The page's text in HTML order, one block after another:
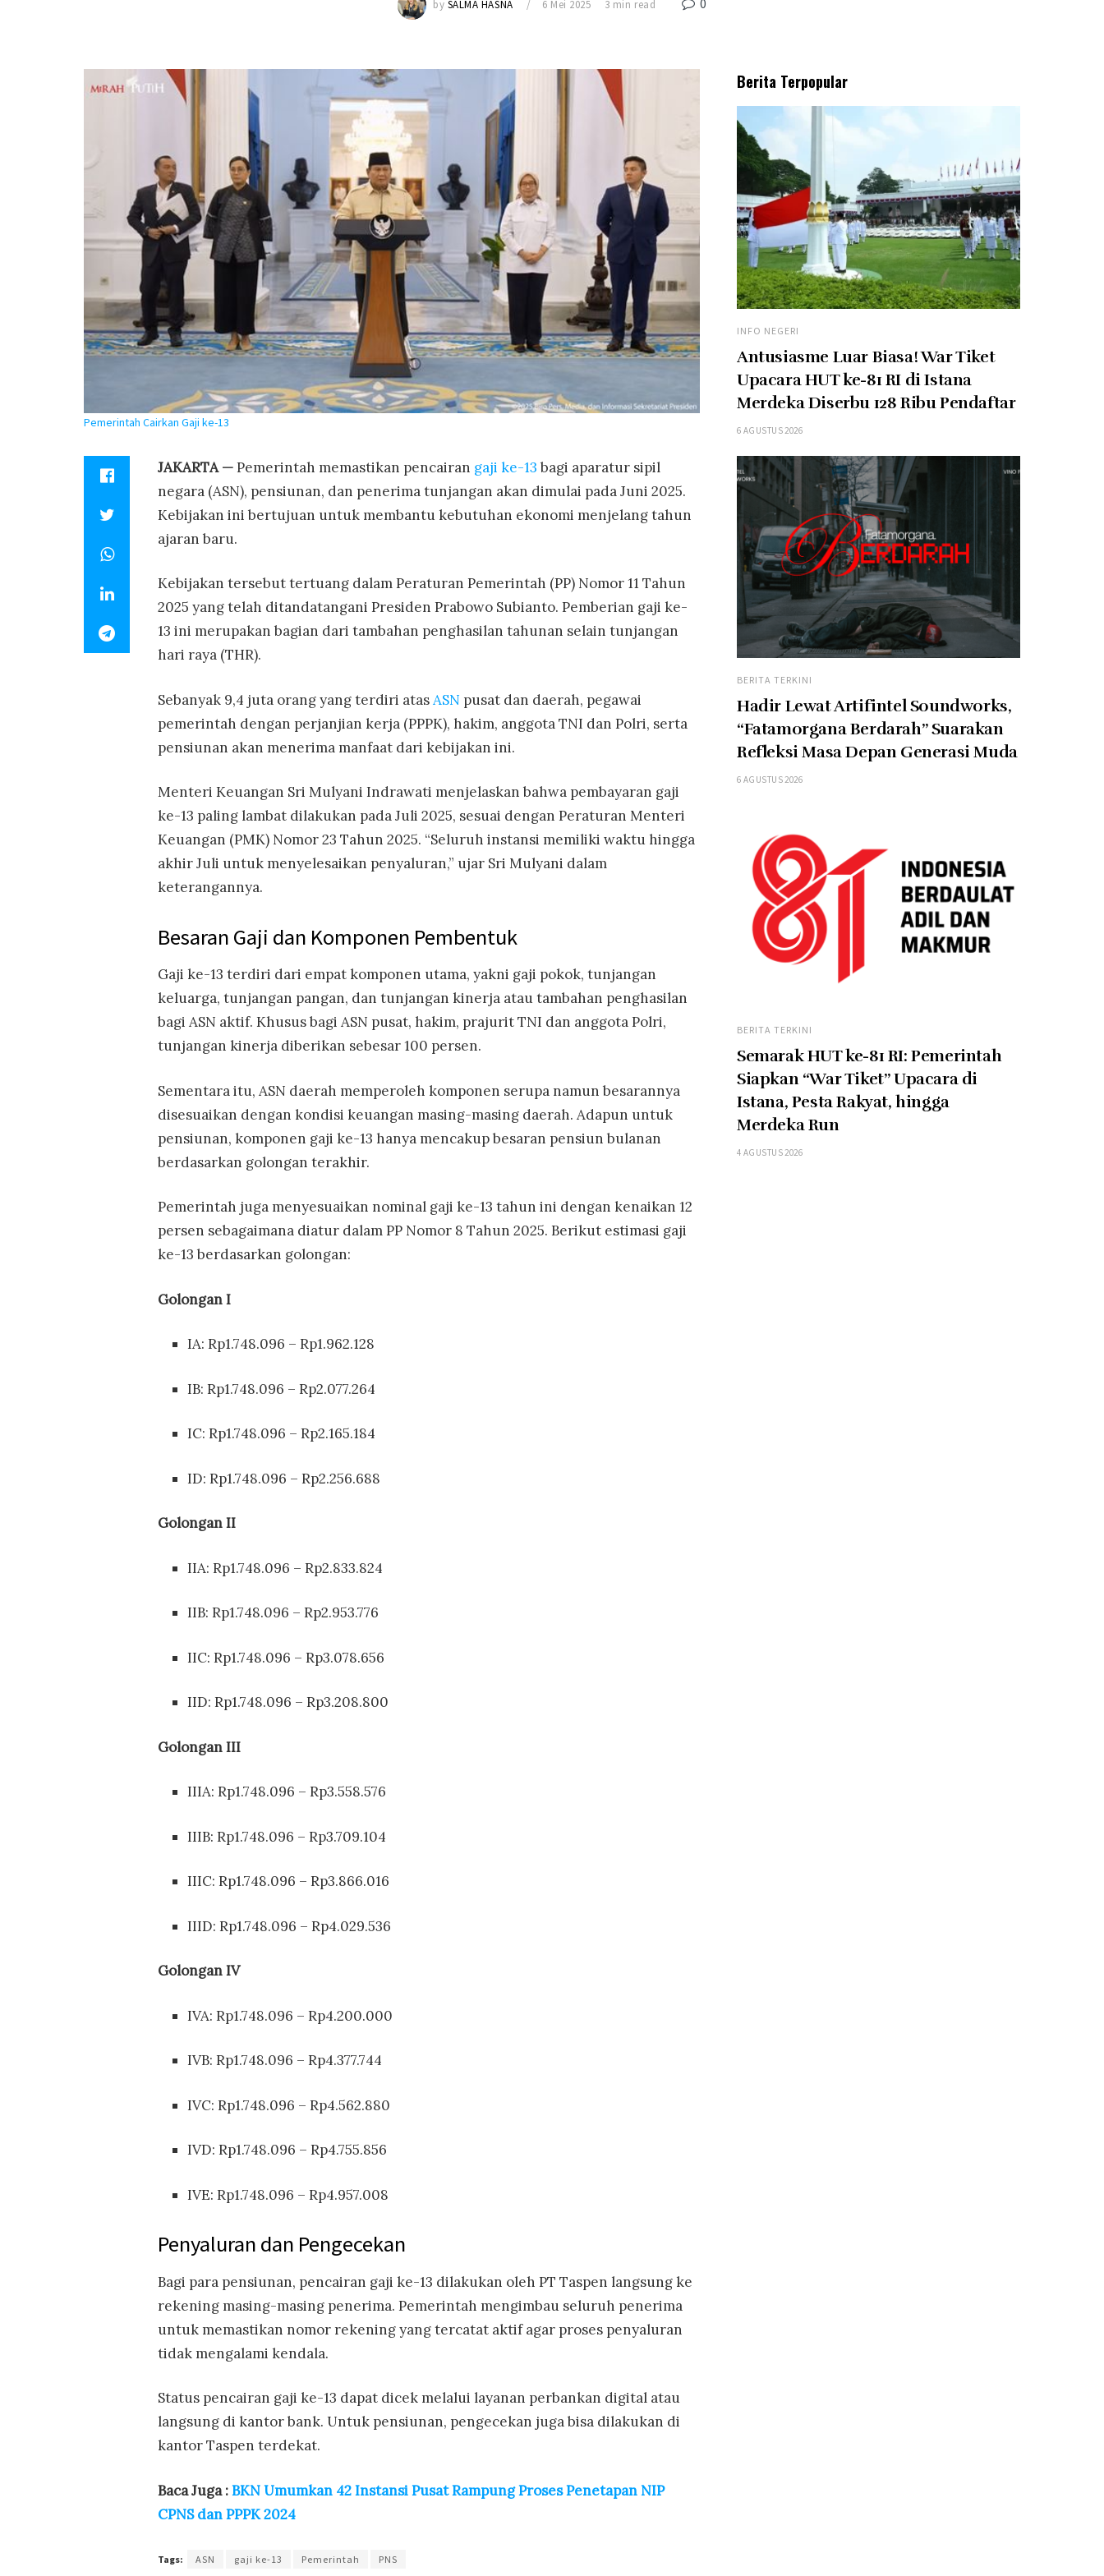
by SALMA HASNA 6 Mei 2025 3 min read
Pemerintah Cairkan Gaji ke-13
JAKARTA —Pemerintah memastikan pencairan gaji ke-13 bagi aparatur sipil
negara (ASN), pensiunan, dan penerima tunjangan akan dimulai pada Juni 2025.
Kebijakan ini bertujuan untuk membantu kebutuhan ekonomi menjelang tahun
ajaran baru.
Kebijakan tersebut tertuang dalam Peraturan Pemerintah (PP) Nomor 11 Tahun
2025 yang telah ditandatangani Presiden Prabowo Subianto. Pemberian gaji ke-
13 ini merupakan bagian dari tambahan penghasilan tahunan selain tunjangan
hari raya (THR).
Sebanyak 9,4 juta orang yang terdiri atasASN pusat dan daerah, pegawai
pemerintah dengan perjanjian kerja (PPPK), hakim, anggota TNI dan Polri, serta
pensiunan akan menerima manfaat dari kebijakan ini.
Menteri Keuangan Sri Mulyani Indrawati menjelaskan bahwa pembayaran gaji
ke-13 paling lambat dilakukan pada Juli 2025, sesuai dengan Peraturan Menteri
Keuangan (PMK) Nomor 23 Tahun 2025. “Seluruh instansi memiliki waktu hingga
akhir Juli untuk menyelesaikan penyaluran,” ujar Sri Mulyani dalam
keterangannya.
Besaran Gaji dan Komponen Pembentuk
Gaji ke-13 terdiri dari empat komponen utama, yakni gaji pokok, tunjangan
keluarga, tunjangan pangan, dan tunjangan kinerja atau tambahan penghasilan
bagi ASN aktif. Khusus bagi ASN pusat, hakim, prajurit TNI dan anggota Polri,
tunjangan kinerja diberikan sebesar 100 persen.
Sementara itu, ASN daerah memperoleh komponen serupa namun besarannya
disesuaikan dengan kondisi keuangan masing-masing daerah. Adapun untuk
pensiunan, komponen gaji ke-13 hanya mencakup besaran pensiun bulanan
berdasarkan golongan terakhir.
Pemerintah juga menyesuaikan nominal gaji ke-13 tahun ini dengan kenaikan 12
persen sebagaimana diatur dalam PP Nomor 8 Tahun 2025. Berikut estimasi gaji
ke-13 berdasarkan golongan:
Golongan I
IA: Rp1.748.096 – Rp1.962.128
IB: Rp1.748.096 – Rp2.077.264
IC: Rp1.748.096 – Rp2.165.184
ID: Rp1.748.096 – Rp2.256.688
Golongan II
IIA: Rp1.748.096 – Rp2.833.824
IIB: Rp1.748.096 – Rp2.953.776
IIC: Rp1.748.096 – Rp3.078.656
IID: Rp1.748.096 – Rp3.208.800
Golongan III
IIIA: Rp1.748.096 – Rp3.558.576
IIIB: Rp1.748.096 – Rp3.709.104
IIIC: Rp1.748.096 – Rp3.866.016
IIID: Rp1.748.096 – Rp4.029.536
Golongan IV
IVA: Rp1.748.096 – Rp4.200.000
IVB: Rp1.748.096 – Rp4.377.744
IVC: Rp1.748.096 – Rp4.562.880
IVD: Rp1.748.096 – Rp4.755.856
IVE: Rp1.748.096 – Rp4.957.008
Penyaluran dan Pengecekan
Bagi para pensiunan, pencairan gaji ke-13 dilakukan oleh PT Taspen langsung ke
rekening masing-masing penerima. Pemerintah mengimbau seluruh penerima
untuk memastikan nomor rekening yang tercatat aktif agar proses penyaluran
tidak mengalami kendala.
Status pencairan gaji ke-13 dapat dicek melalui layanan perbankan digital atau
langsung di kantor bank. Untuk pensiunan, pengecekan juga bisa dilakukan di
kantor Taspen terdekat.
Baca Juga :BKN Umumkan 42 Instansi Pusat Rampung Proses Penetapan NIP
CPNS dan PPPK 2024
Tags: ASN gaji ke-13 Pemerintah PNS
Berita Terpopular
INFO NEGERI
Antusiasme Luar Biasa! War Tiket
Upacara HUT ke-81 RI di Istana
Merdeka Diserbu 128 Ribu Pendaftar
6 AGUSTUS 2026
BERITA TERKINI
Hadir Lewat Artifintel Soundworks,
“Fatamorgana Berdarah” Suarakan
Refleksi Masa Depan Generasi Muda
6 AGUSTUS 2026
BERITA TERKINI
Semarak HUT ke-81 RI: Pemerintah
Siapkan “War Tiket” Upacara di
Istana, Pesta Rakyat, hingga
Merdeka Run
4 AGUSTUS 2026